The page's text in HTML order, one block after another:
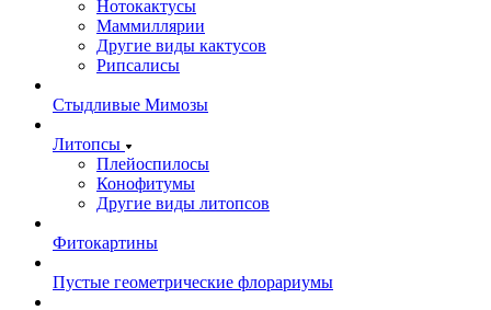
Нотокактусы
Маммиллярии
Другие виды кактусов
Рипсалисы
Стыдливые Мимозы
Литопсы
Плейоспилосы
Конофитумы
Другие виды литопсов
Фитокартины
Пустые геометрические флорариумы